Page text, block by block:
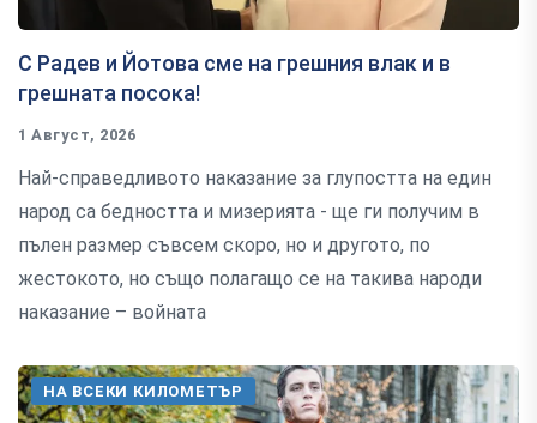
С Радев и Йотова сме на грешния влак и в
грешната посока!
1 Август, 2026
Най-справедливото наказание за глупостта на един
народ са бедността и мизерията - ще ги получим в
пълен размер съвсем скоро, но и другото, по
жестокото, но също полагащо се на такива народи
наказание – войната
НА ВСЕКИ КИЛОМЕТЪР